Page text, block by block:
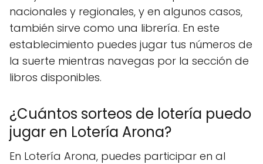
nacionales y regionales, y en algunos casos,
también sirve como una librería. En este
establecimiento puedes jugar tus números de
la suerte mientras navegas por la sección de
libros disponibles.
¿Cuántos sorteos de lotería puedo
jugar en Lotería Arona?
En Lotería Arona, puedes participar en al